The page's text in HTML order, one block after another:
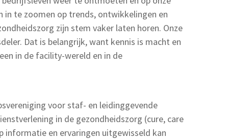
in te zoomen op trends, ontwikkelingen en
zijn stem vaker laten horen. Onze
Dat is belangrijk, want kennis is macht en
in de facility-wereld en in de
voor staf- en leidinggevende
in de gezondheidszorg (cure, care
en ervaringen uitgewisseld kan